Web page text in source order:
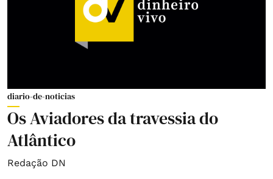
diario-de-noticias
Os Aviadores da travessia do
Atlântico
Redação DN